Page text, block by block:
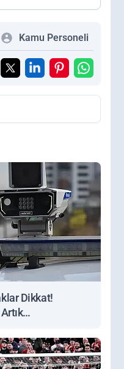
Kamu Personeli
Dikkat!